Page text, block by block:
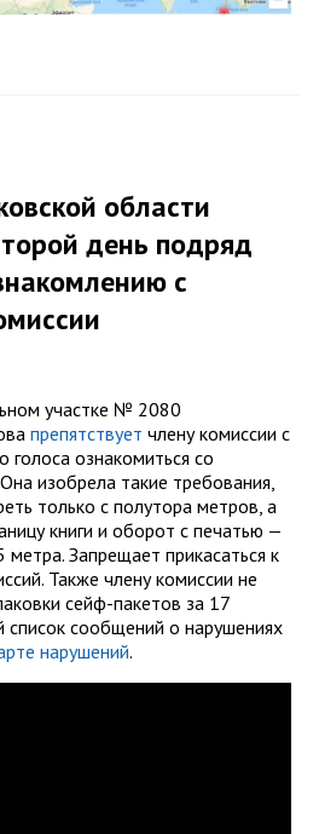
области
день подряд
с
участке № 2080
препятствует члену комиссии с
голоса ознакомиться со
изобрела такие требования,
только с полутора метров, а
книги и оборот с печатью —
метра. Запрещает прикасаться к
Также члену комиссии не
сейф-пакетов за 17
список сообщений о нарушениях
нарушений.